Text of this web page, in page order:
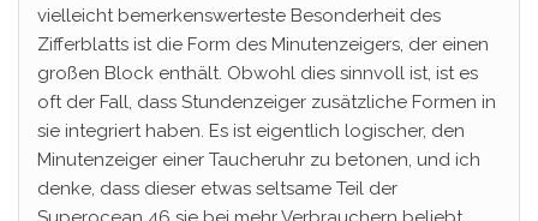
vielleicht bemerkenswerteste Besonderheit des
Zifferblatts ist die Form des Minutenzeigers, der einen
großen Block enthält. Obwohl dies sinnvoll ist, ist es
oft der Fall, dass Stundenzeiger zusätzliche Formen in
sie integriert haben. Es ist eigentlich logischer, den
Minutenzeiger einer Taucheruhr zu betonen, und ich
denke, dass dieser etwas seltsame Teil der